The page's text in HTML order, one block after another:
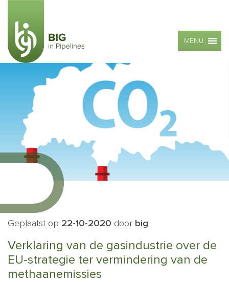
MENU
Geplaatst op 22-10-2020 door big
Verklaring van de gasindustrie over de
EU-strategie ter vermindering van de
methaanemissies